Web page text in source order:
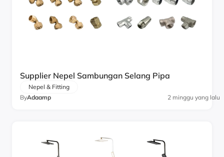
Supplier Nepel Sambungan Selang Pipa
Nepel & Fitting
ByAdaamp 2 minggu yang lalu